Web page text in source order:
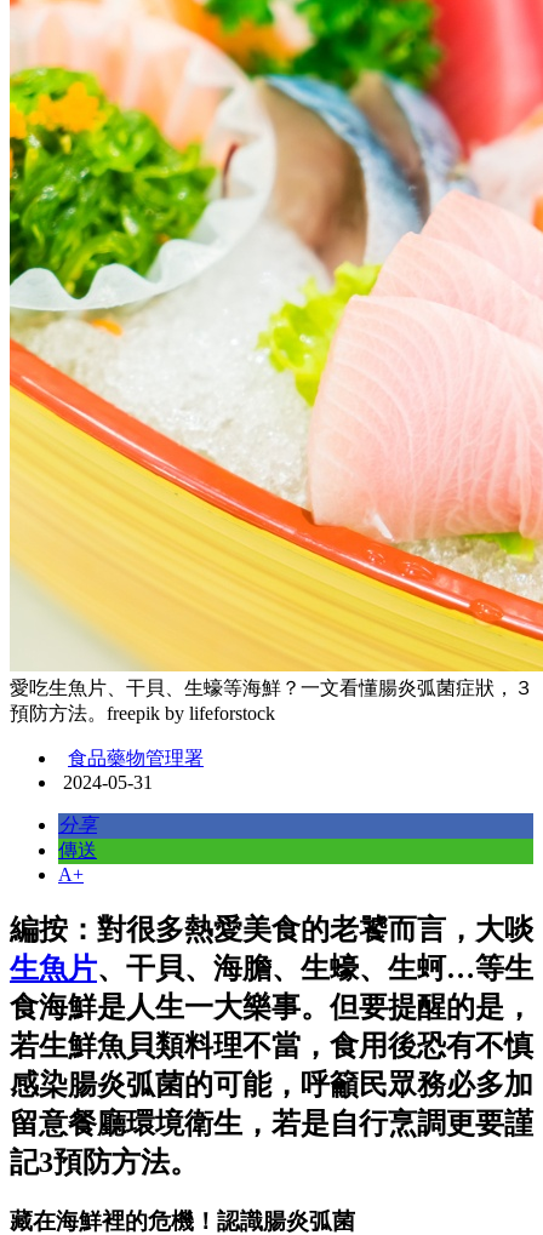
愛吃生魚片、干貝、生蠔等海鮮？一文看懂腸炎弧菌症狀，３
預防方法。freepik by lifeforstock
食品藥物管理署
2024-05-31
分享
傳送
A+
編按：對很多熱愛美食的老饕而言，大啖
生魚片、干貝、海膽、生蠔、生蚵…等生
食海鮮是人生一大樂事。但要提醒的是，
若生鮮魚貝類料理不當，食用後恐有不慎
感染腸炎弧菌的可能，呼籲民眾務必多加
留意餐廳環境衛生，若是自行烹調更要謹
記3預防方法。
藏在海鮮裡的危機！認識腸炎弧菌